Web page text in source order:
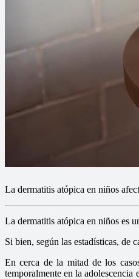
La dermatitis atópica en niños
La dermatitis atópica en niños es
Si bien, según las estadísticas, de
En cerca de la mitad de los
temporalmente en la adolescencia